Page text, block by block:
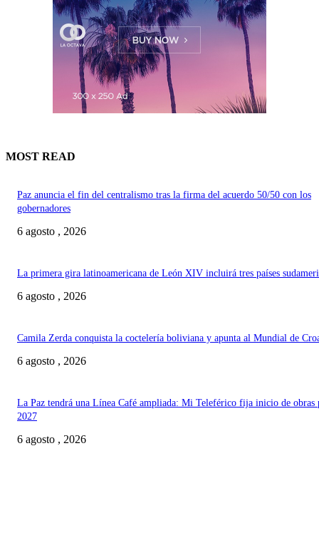
MOST READ
Paz anuncia el fin del centralismo tras la firma del acuerdo 50/50 con los
gobernadores
6 agosto , 2026
La primera gira latinoamericana de León XIV incluirá tres países
6 agosto , 2026
Camila Zerda conquista la coctelería boliviana y apunta al Mundial de
6 agosto , 2026
La Paz tendrá una Línea Café ampliada: Mi Teleférico fija inicio de obras
2027
6 agosto , 2026